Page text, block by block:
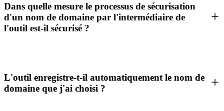
Dans quelle mesure le processus de sécurisation
d'un nom de domaine par l'intermédiaire de
l'outil est-il sécurisé ?
L'outil enregistre-t-il automatiquement le nom de
domaine que j'ai choisi ?